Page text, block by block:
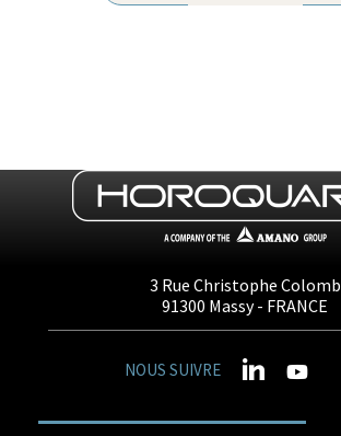
3 Rue Christophe Colomb
91300 Massy- FRANCE
NOUS SUIVRE